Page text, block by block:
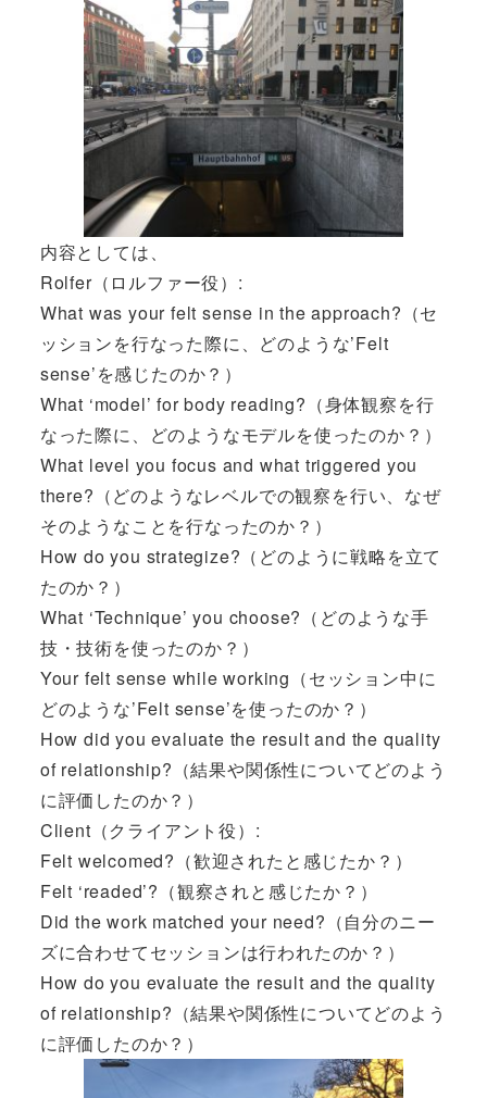
内容としては、
Rolfer（ロルファー役）:
What was your felt sense in the approach?（セ
ッションを行なった際に、どのような’Felt
sense’を感じたのか？）
What ‘model’ for body reading?（身体観察を行
なった際に、どのようなモデルを使ったのか？）
What level you focus and what triggered you
there?（どのようなレベルでの観察を行い、なぜ
そのようなことを行なったのか？）
How do you strategize?（どのように戦略を立て
たのか？）
What ‘Technique’ you choose?（どのような手
技・技術を使ったのか？）
Your felt sense while working（セッション中に
どのような’Felt sense’を使ったのか？）
How did you evaluate the result and the quality
of relationship?（結果や関係性についてどのよう
に評価したのか？）
Client（クライアント役）:
Felt welcomed?（歓迎されたと感じたか？）
Felt ‘readed’?（観察されと感じたか？）
Did the work matched your need?（自分のニー
ズに合わせてセッションは行われたのか？）
How do you evaluate the result and the quality
of relationship?（結果や関係性についてどのよう
に評価したのか？）